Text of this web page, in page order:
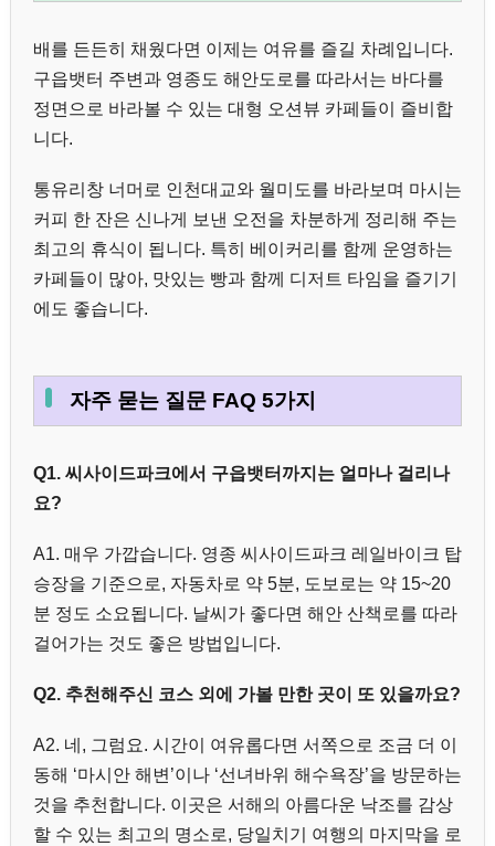
배를 든든히 채웠다면 이제는 여유를 즐길 차례입니다.
구읍뱃터 주변과 영종도 해안도로를 따라서는 바다를
정면으로 바라볼 수 있는 대형 오션뷰 카페들이 즐비합
니다.
통유리창 너머로 인천대교와 월미도를 바라보며 마시는
커피 한 잔은 신나게 보낸 오전을 차분하게 정리해 주는
최고의 휴식이 됩니다. 특히 베이커리를 함께 운영하는
카페들이 많아, 맛있는 빵과 함께 디저트 타임을 즐기기
에도 좋습니다.
자주 묻는 질문 FAQ 5가지
Q1. 씨사이드파크에서 구읍뱃터까지는 얼마나 걸리나
요?
A1. 매우 가깝습니다. 영종 씨사이드파크 레일바이크 탑
승장을 기준으로, 자동차로 약 5분, 도보로는 약 15~20
분 정도 소요됩니다. 날씨가 좋다면 해안 산책로를 따라
걸어가는 것도 좋은 방법입니다.
Q2. 추천해주신 코스 외에 가볼 만한 곳이 또 있을까요?
A2. 네, 그럼요. 시간이 여유롭다면 서쪽으로 조금 더 이
동해 ‘마시안 해변’이나 ‘선녀바위 해수욕장’을 방문하는
것을 추천합니다. 이곳은 서해의 아름다운 낙조를 감상
할 수 있는 최고의 명소로, 당일치기 여행의 마지막을 로